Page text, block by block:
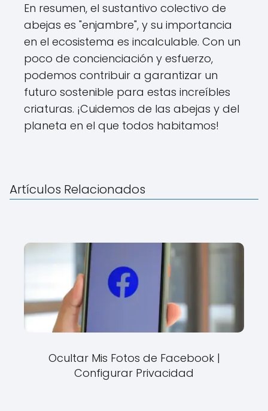
En resumen, el sustantivo colectivo de
abejas es "enjambre", y su importancia
en el ecosistema es incalculable. Con un
poco de concienciación y esfuerzo,
podemos contribuir a garantizar un
futuro sostenible para estas increíbles
criaturas. ¡Cuidemos de las abejas y del
planeta en el que todos habitamos!
Artículos Relacionados
Ocultar Mis Fotos de Facebook |
Configurar Privacidad